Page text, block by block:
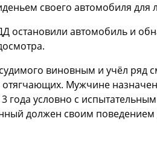
своего автомобиля для
остановили автомобиль и
виновным и учёл ряд
отягчающих. Мужчине
года условно с
должен своим поведением